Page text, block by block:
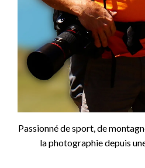
Passionné de sport, de
la photographie depuis